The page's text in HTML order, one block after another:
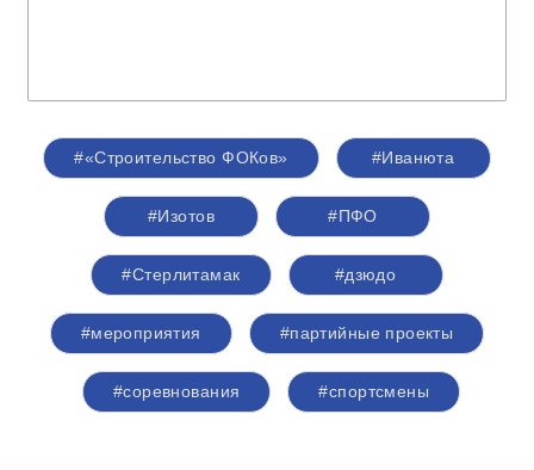
#«Строительство ФОКов» #Иванюта
#Изотов #ПФО
#Стерлитамак #дзюдо
#мероприятия #партийные проекты
#соревнования #спортсмены